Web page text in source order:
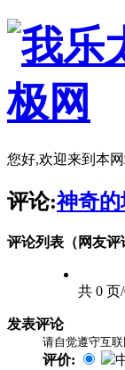
您好,欢迎来到本
评论:神奇
评论列表（网友
共 0 页
发表评论
请自觉遵守互
评价: